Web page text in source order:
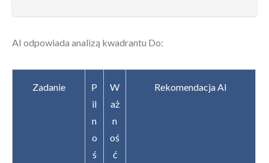
AI odpowiada analizą kwadrantu Do:
Zadanie
P
il
n
o
ś
W
aż
n
oś
ć
Rekomendacja AI